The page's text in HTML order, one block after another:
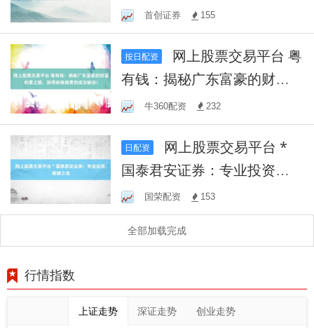
富增值首创证券 155
按日配资
有钱：揭秘广东富豪的财富
积累之路，探寻岭南商贾的
成功秘诀！
牛360配资 232
日配资
国泰君安证券：专业投资，
稳健之选
国荣配资 153
全部加载完成
行情指数
上证走势 深证走势 创业走势